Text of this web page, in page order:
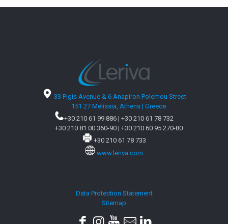
33 Pigis Avenue & 6 Anapiron Polemou Street
151 27 Melissia, Athens | Greece
+30 210 61 99 886 | +30 210 61 78 732
+30 210 81 00 360-90| +30 210 60 95 270-80
+30 210 61 78 733
www.leriva.com
Data Protection Statement
Sitemap